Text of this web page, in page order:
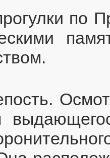
по